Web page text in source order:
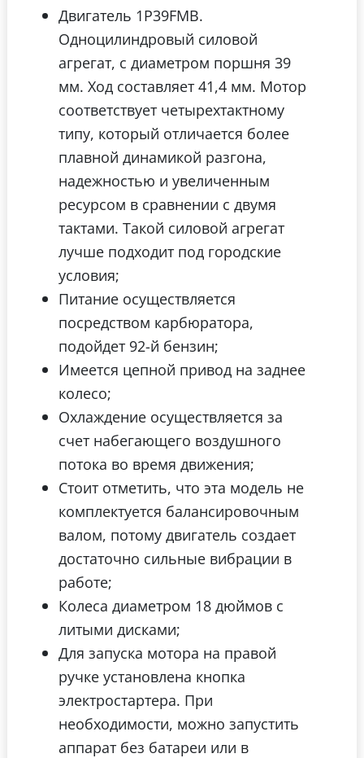
Двигатель 1P39FMB.
Одноцилиндровый силовой
агрегат, с диаметром поршня 39
мм. Ход составляет 41,4 мм. Мотор
соответствует четырехтактному
типу, который отличается более
плавной динамикой разгона,
надежностью и увеличенным
ресурсом в сравнении с двумя
тактами. Такой силовой агрегат
лучше подходит под городские
условия;
Питание осуществляется
посредством карбюратора,
подойдет 92-й бензин;
Имеется цепной привод на заднее
колесо;
Охлаждение осуществляется за
счет набегающего воздушного
потока во время движения;
Стоит отметить, что эта модель не
комплектуется балансировочным
валом, потому двигатель создает
достаточно сильные вибрации в
работе;
Колеса диаметром 18 дюймов с
литыми дисками;
Для запуска мотора на правой
ручке установлена кнопка
электростартера. При
необходимости, можно запустить
аппарат без батареи или в